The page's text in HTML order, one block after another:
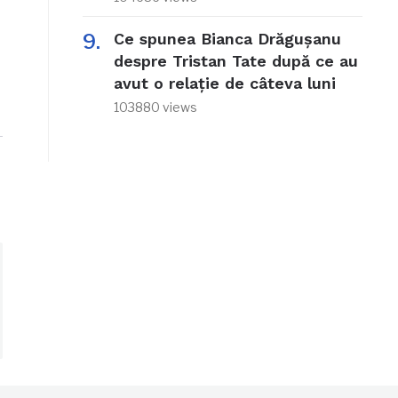
Ce spunea Bianca Drăgușanu
despre Tristan Tate după ce au
avut o relație de câteva luni
103880 views